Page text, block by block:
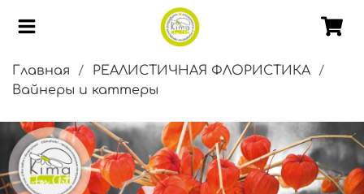
Главная
РЕАЛИСТИЧНАЯ ФЛОРИСТИКА
Вайнеры и каттеры